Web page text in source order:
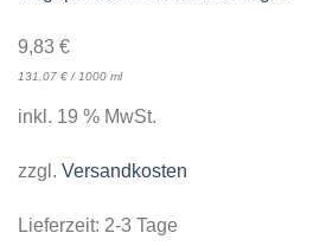
9,83 €
131,07 € / 1000 ml
inkl. 19 % MwSt.
zzgl. Versandkosten
Lieferzeit: 2-3 Tage